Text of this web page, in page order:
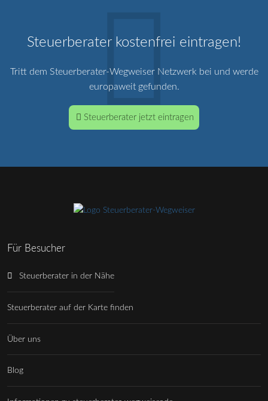
Steuerberater kostenfrei eintragen!
Tritt dem Steuerberater-Wegweiser Netzwerk bei und werde
europaweit gefunden.
Steuerberater jetzt eintragen
Für Besucher
Steuerberater in der Nähe
Steuerberater auf der Karte finden
Über uns
Blog